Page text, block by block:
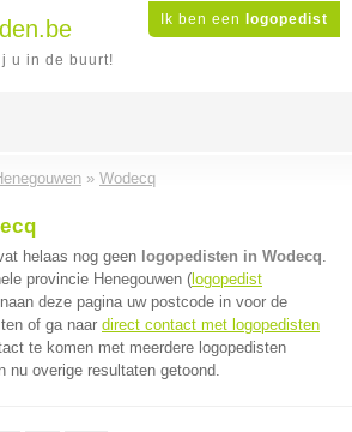
Ik ben een logopedist
u in de buurt!
» Wodecq
helaas nog geen logopedisten in Wodecq.
provincie Henegouwen ( logopedist
deze pagina uw postcode in voor de
of ga naar direct contact met logopedisten
te komen met meerdere logopedisten
nu overige resultaten getoond.